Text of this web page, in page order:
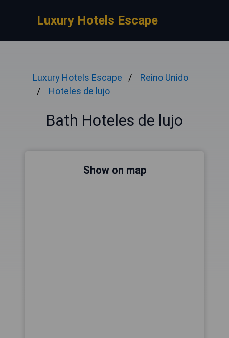
Luxury Hotels Escape
Luxury Hotels Escape
Reino Unido
Hoteles de lujo
Bath Hoteles de lujo
Show on map